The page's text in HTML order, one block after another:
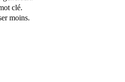
clé.
moins.